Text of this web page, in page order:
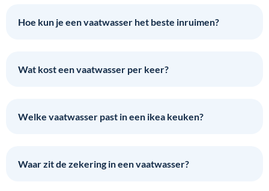
Hoe kun je een vaatwasser het beste inruimen?
Wat kost een vaatwasser per keer?
Welke vaatwasser past in een ikea keuken?
Waar zit de zekering in een vaatwasser?